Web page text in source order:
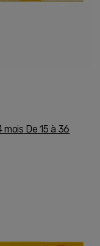
mois De 15 à 36